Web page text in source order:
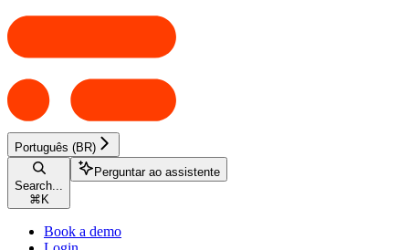
Português (BR)
Search...
⌘ K
Perguntar ao assistente
Book a demo